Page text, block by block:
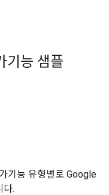
능 샘플
기능 유형별로 Google
다.